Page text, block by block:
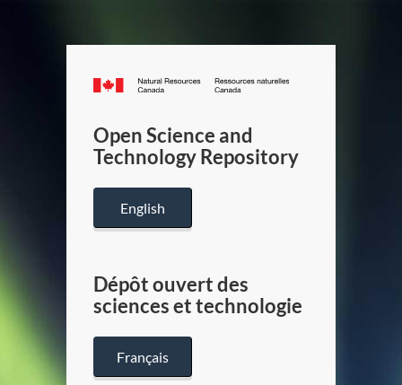
Canada.ca
/
Canada
Open Science and
Technology Repository
English
Dépôt ouvert des
sciences et technologie
Français